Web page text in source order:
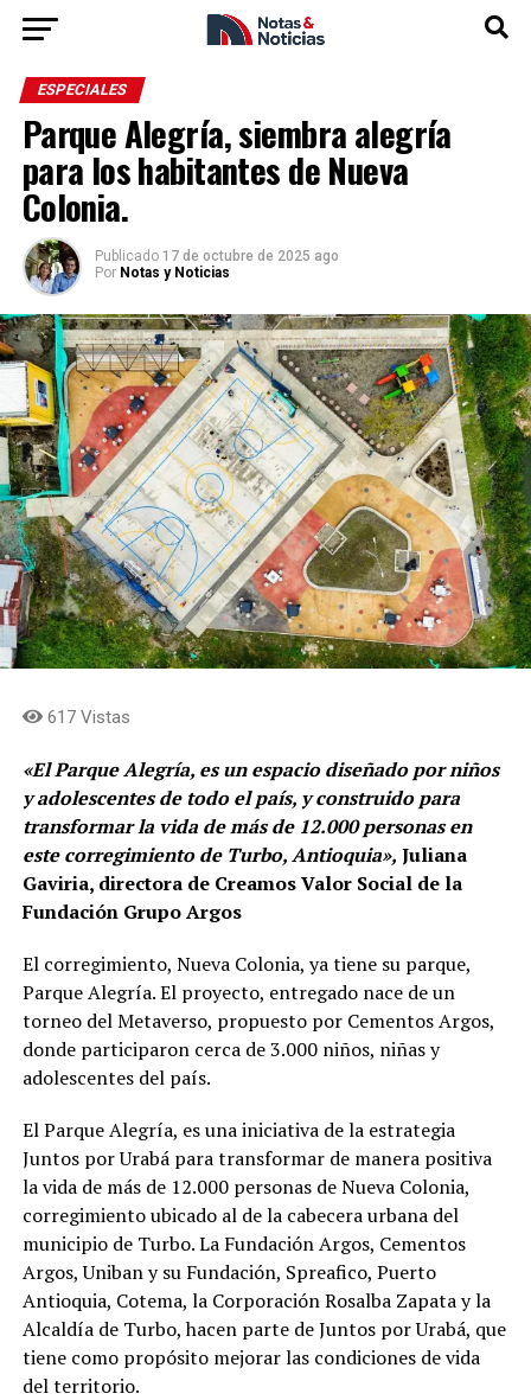
ESPECIALES
Parque Alegría, siembra alegría
para los habitantes de Nueva
Colonia.
Publicado 17 de octubre de 2025 ago
Por Notas y Noticias
617 Vistas
«El Parque Alegría, es un espacio diseñado por niños
y adolescentes de todo el país, y construido para
transformar la vida de más de 12.000 personas en
este corregimiento de Turbo, Antioquia», Juliana
Gaviria, directora de Creamos Valor Social de la
Fundación Grupo Argos
El corregimiento, Nueva Colonia, ya tiene su parque,
Parque Alegría. El proyecto, entregado nace de un
torneo del Metaverso, propuesto por Cementos Argos,
donde participaron cerca de 3.000 niños, niñas y
adolescentes del país.
El Parque Alegría, es una iniciativa de la estrategia
Juntos por Urabá para transformar de manera positiva
la vida de más de 12.000 personas de Nueva Colonia,
corregimiento ubicado al de la cabecera urbana del
municipio de Turbo. La Fundación Argos, Cementos
Argos, Uniban y su Fundación, Spreafico, Puerto
Antioquia, Cotema, la Corporación Rosalba Zapata y la
Alcaldía de Turbo, hacen parte de Juntos por Urabá, que
tiene como propósito mejorar las condiciones de vida
del territorio.